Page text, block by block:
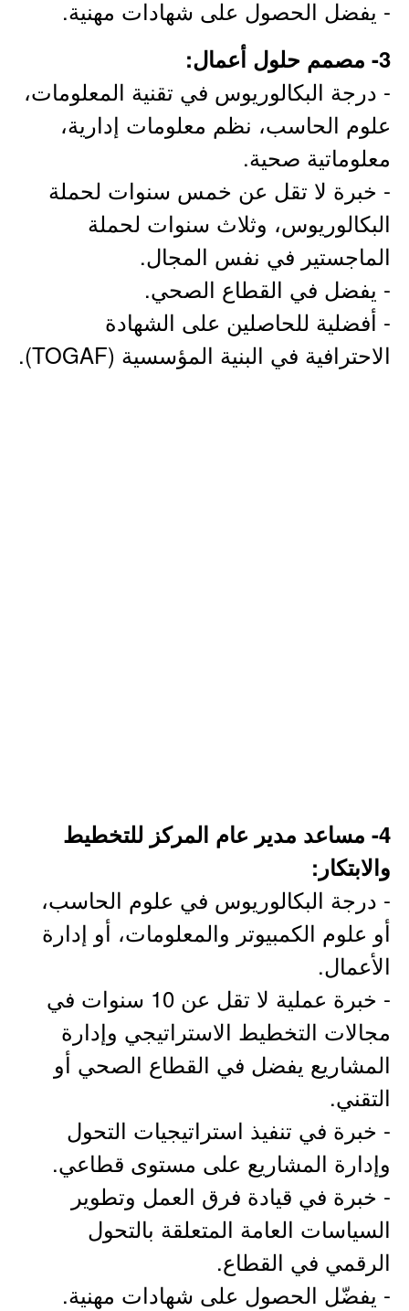
- يفضل الحصول على شهادات مهنية.
3- مصمم حلول أعمال:
- درجة البكالوريوس في تقنية المعلومات،
علوم الحاسب، نظم معلومات إدارية،
معلوماتية صحية.
- خبرة لا تقل عن خمس سنوات لحملة
البكالوريوس، وثلاث سنوات لحملة
الماجستير في نفس المجال.
- يفضل في القطاع الصحي.
- أفضلية للحاصلين على الشهادة
الاحترافية في البنية المؤسسية (TOGAF).
4- مساعد مدير عام المركز للتخطيط
والابتكار:
- درجة البكالوريوس في علوم الحاسب،
أو علوم الكمبيوتر والمعلومات، أو إدارة
الأعمال.
- خبرة عملية لا تقل عن 10 سنوات في
مجالات التخطيط الاستراتيجي وإدارة
المشاريع يفضل في القطاع الصحي أو
التقني.
- خبرة في تنفيذ استراتيجيات التحول
وإدارة المشاريع على مستوى قطاعي.
- خبرة في قيادة فرق العمل وتطوير
السياسات العامة المتعلقة بالتحول
الرقمي في القطاع.
- يفضّل الحصول على شهادات مهنية.